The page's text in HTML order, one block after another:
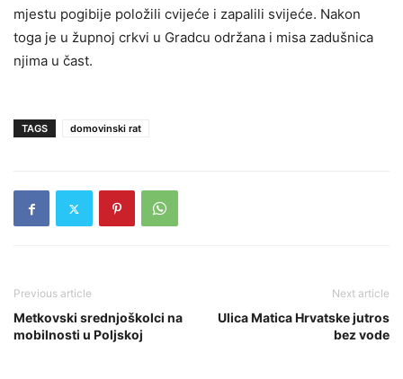
mjestu pogibije položili cvijeće i zapalili svijeće. Nakon
toga je u župnoj crkvi u Gradcu održana i misa zadušnica
njima u čast.
TAGS domovinski rat
Previous article
Metkovski srednjoškolci na
mobilnosti u Poljskoj
Next article
Ulica Matica Hrvatske jutros
bez vode